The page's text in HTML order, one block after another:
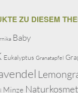
ZU DIESEM
Baby
Eukalyptus Granatapfel
Minze